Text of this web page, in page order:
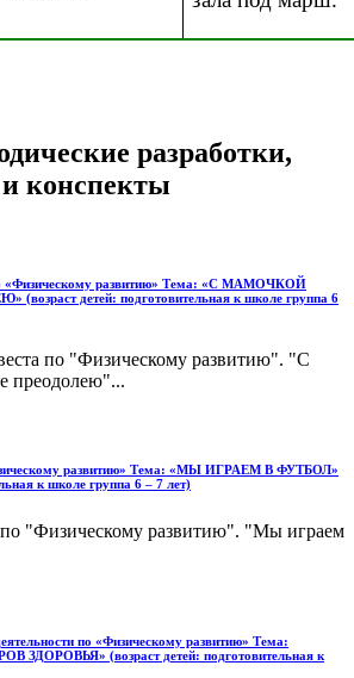
разработки,
конспекты
«Физическому развитию» Тема: «С МАМОЧКОЙ
детей: подготовительная к школе группа 6
по "Физическому развитию". "С
преодолею"...
развитию» Тема: «МЫ ИГРАЕМ В ФУТБОЛ»
к школе группа 6 – 7 лет)
по "Физическому развитию". "Мы играем
по «Физическому развитию» Тема:
(возраст детей: подготовительная к